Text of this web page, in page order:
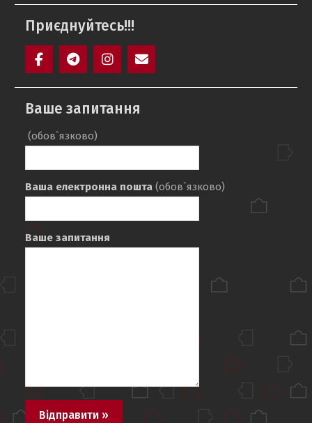
Приєднуйтесь!!!
Ваше запитання
(обов`язково)
Ваша електронна пошта (обов`язково)
Ваше запитання